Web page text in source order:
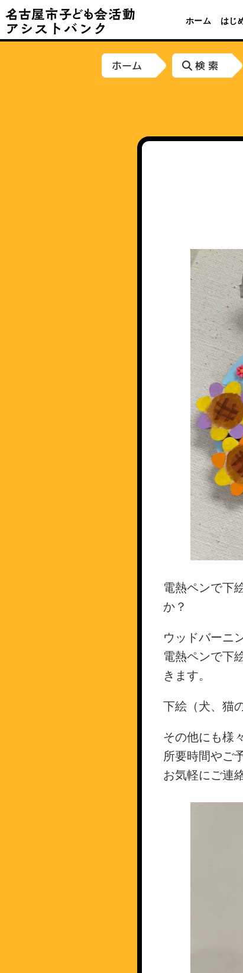
ホーム はじ
ホーム 検 索
電熱ペンで下
か？
ウッドバーニ
電熱ペンで下
きます。
下絵（犬、猫
その他にも様
所要時間やご
お気軽にご連